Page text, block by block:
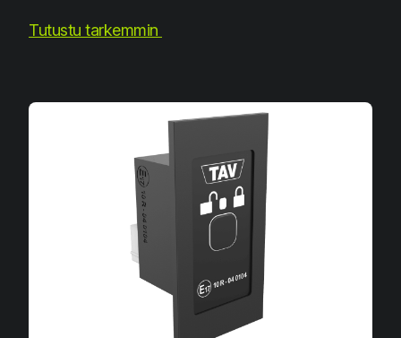
Tutustu tarkemmin